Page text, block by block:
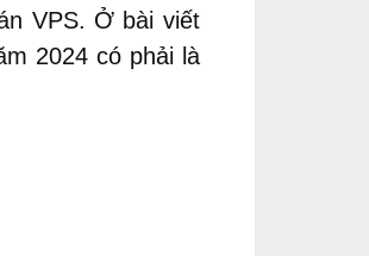
VPS. Ở bài viết
2024 có phải là